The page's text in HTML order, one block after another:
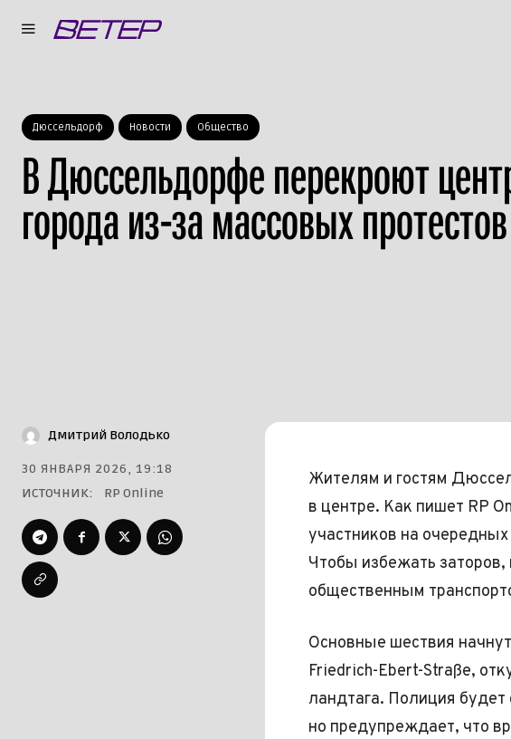
Дюссельдорф Новости Общество
В Дюссельдорфе перекроют
города из-за массовых протестов
Дмитрий Володько
30 ЯНВАРЯ 2026, 19:18
ИСТОЧНИК:
RP Online
Жителям и гостям
в центре. Как пишет RP
участников на
Чтобы избежать
общественным
Основные шествия
Friedrich-Ebert-Straße,
ландтага. Полиция
но предупреждает, что